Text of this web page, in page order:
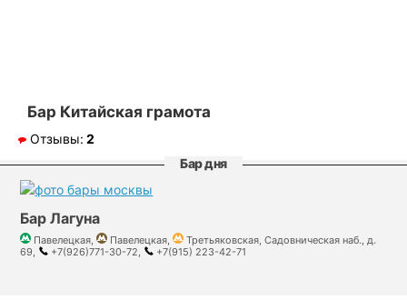
Бар Китайская грамота
Отзывы: 2
Бар дня
Бар Лагуна
Павелецкая, Павелецкая,
Третьяковская, Садовническая наб., д.
69,
+7(926)771-30-72, +7(915) 223-42-71